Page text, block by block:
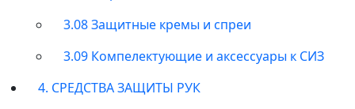
3.08 Защитные кремы и спреи
3.09 Компелектующие и аксессуары к СИЗ
4. СРЕДСТВА ЗАЩИТЫ РУК